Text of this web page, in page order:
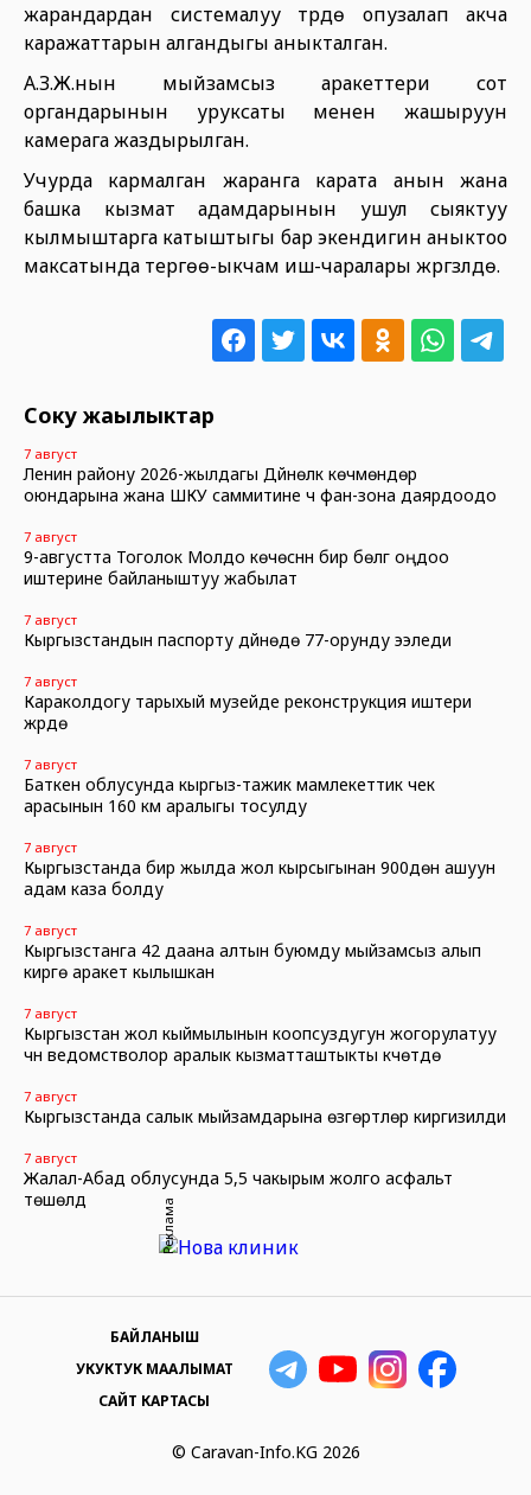
жарандардан системалуу түрдө опузалап акча
каражаттарын алгандыгы аныкталган.
А.З.Ж.нын мыйзамсыз аракеттери сот
органдарынын уруксаты менен жашыруун
камерага жаздырылган.
Учурда кармалган жаранга карата анын жана
башка кызмат адамдарынын ушул сыяктуу
кылмыштарга катыштыгы бар экендигин аныктоо
максатында тергөө-ыкчам иш-чаралары жүргүзүлүүдө.
Соңку жаңылыктар
7 август
Ленин району 2026-жылдагы Дүйнөлүк көчмөндөр
оюндарына жана ШКУ саммитине үч фан-зона даярдоодо
7 август
9-августта Тоголок Молдо көчөсүнүн бир бөлүгү оңдоо
иштерине байланыштуу жабылат
7 август
Кыргызстандын паспорту дүйнөдө 77-орунду ээледи
7 август
Караколдогу тарыхый музейде реконструкция иштери
жүрүүдө
7 август
Баткен облусунда кыргыз-тажик мамлекеттик чек
арасынын 160 км аралыгы тосулду
7 август
Кыргызстанда бир жылда жол кырсыгынан 900дөн ашуун
адам каза болду
7 август
Кыргызстанга 42 даана алтын буюмду мыйзамсыз алып
кирүүгө аракет кылышкан
7 август
Кыргызстан жол кыймылынын коопсуздугун жогорулатуу
үчүн ведомстволор аралык кызматташтыкты күчөтүүдө
7 август
Кыргызстанда салык мыйзамдарына өзгөртүүлөр киргизилди
7 август
Жалал-Абад облусунда 5,5 чакырым жолго асфальт
төшөлдү
Реклама
© Caravan-Info.KG 2026
БАЙЛАНЫШ
УКУКТУК МААЛЫМАТ
САЙТ КАРТАСЫ